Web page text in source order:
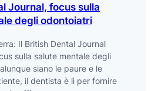
Journal, focus sulla
degli odontoiatri
Il British Dental Journal
sulla salute mentale degli
siano le paure e le
il dentista è lì per fornire